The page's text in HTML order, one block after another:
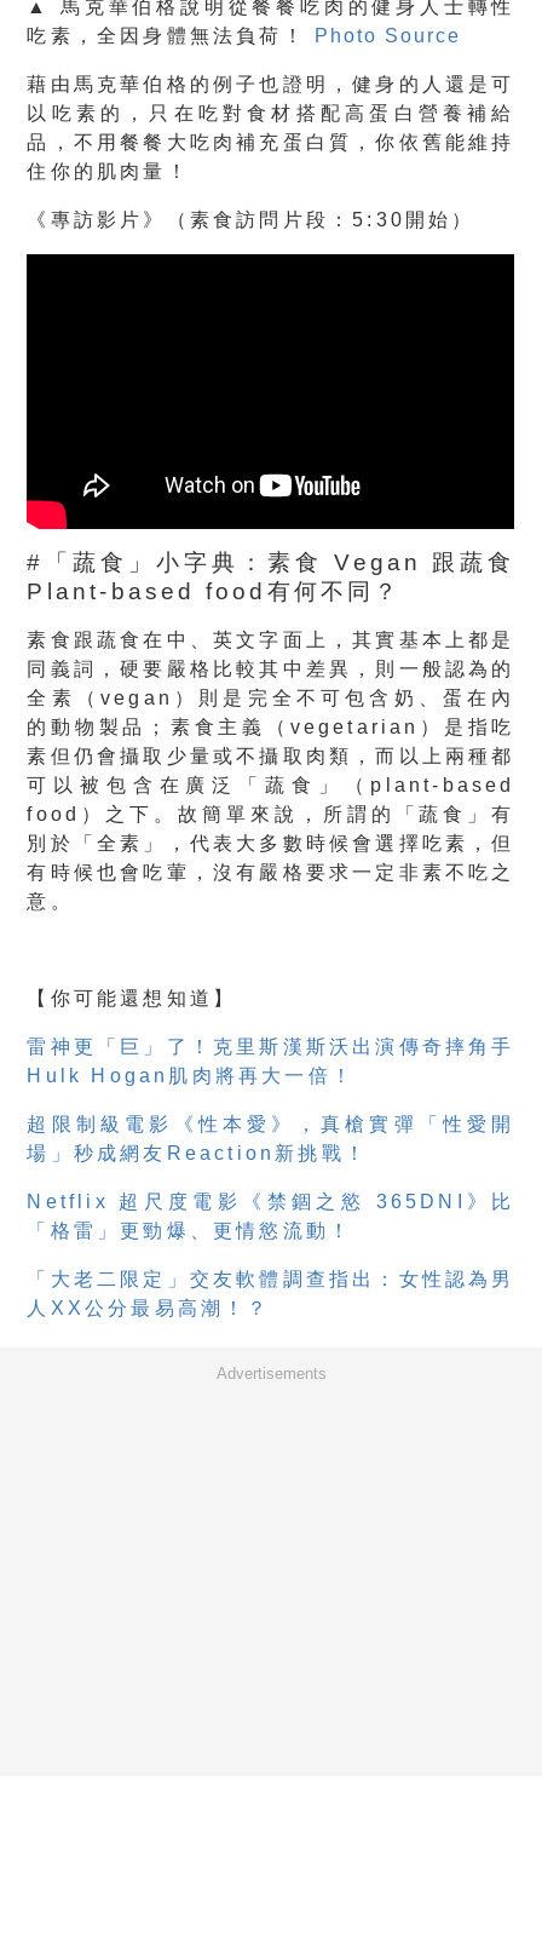
▲ 馬克華伯格說明從餐餐吃肉的健身人士轉性
吃素，全因身體無法負荷！
Photo Source
藉由馬克華伯格的例子也證明，健身的人還是可
以吃素的，只在吃對食材搭配高蛋白營養補給
品，不用餐餐大吃肉補充蛋白質，你依舊能維持
住你的肌肉量！
《專訪影片》（素食訪問片段：5:30開始）
#「蔬食」小字典：素食 Vegan 跟蔬食
Plant-based food有何不同？
素食跟蔬食在中、英文字面上，其實基本上都是
同義詞，硬要嚴格比較其中差異，則一般認為的
全素（vegan）則是完全不可包含奶、蛋在內
的動物製品；素食主義（vegetarian）是指吃
素但仍會攝取少量或不攝取肉類，而以上兩種都
可以被包含在廣泛「蔬食」（plant-based
food）之下。故簡單來說，所謂的「蔬食」有
別於「全素」，代表大多數時候會選擇吃素，但
有時候也會吃葷，沒有嚴格要求一定非素不吃之
意。
【你可能還想知道】
雷神更「巨」了！克里斯漢斯沃出演傳奇摔角手
Hulk Hogan肌肉將再大一倍！
超限制級電影《性本愛》，真槍實彈「性愛開
場」秒成網友Reaction新挑戰！
Netflix 超尺度電影《禁錮之慾 365DNI》比
「格雷」更勁爆、更情慾流動！
「大老二限定」交友軟體調查指出：女性認為男
人XX公分最易高潮！？
Advertisements